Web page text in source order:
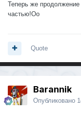
Теперь же
частью!Оо
Quote
Barannik
Опубликовано